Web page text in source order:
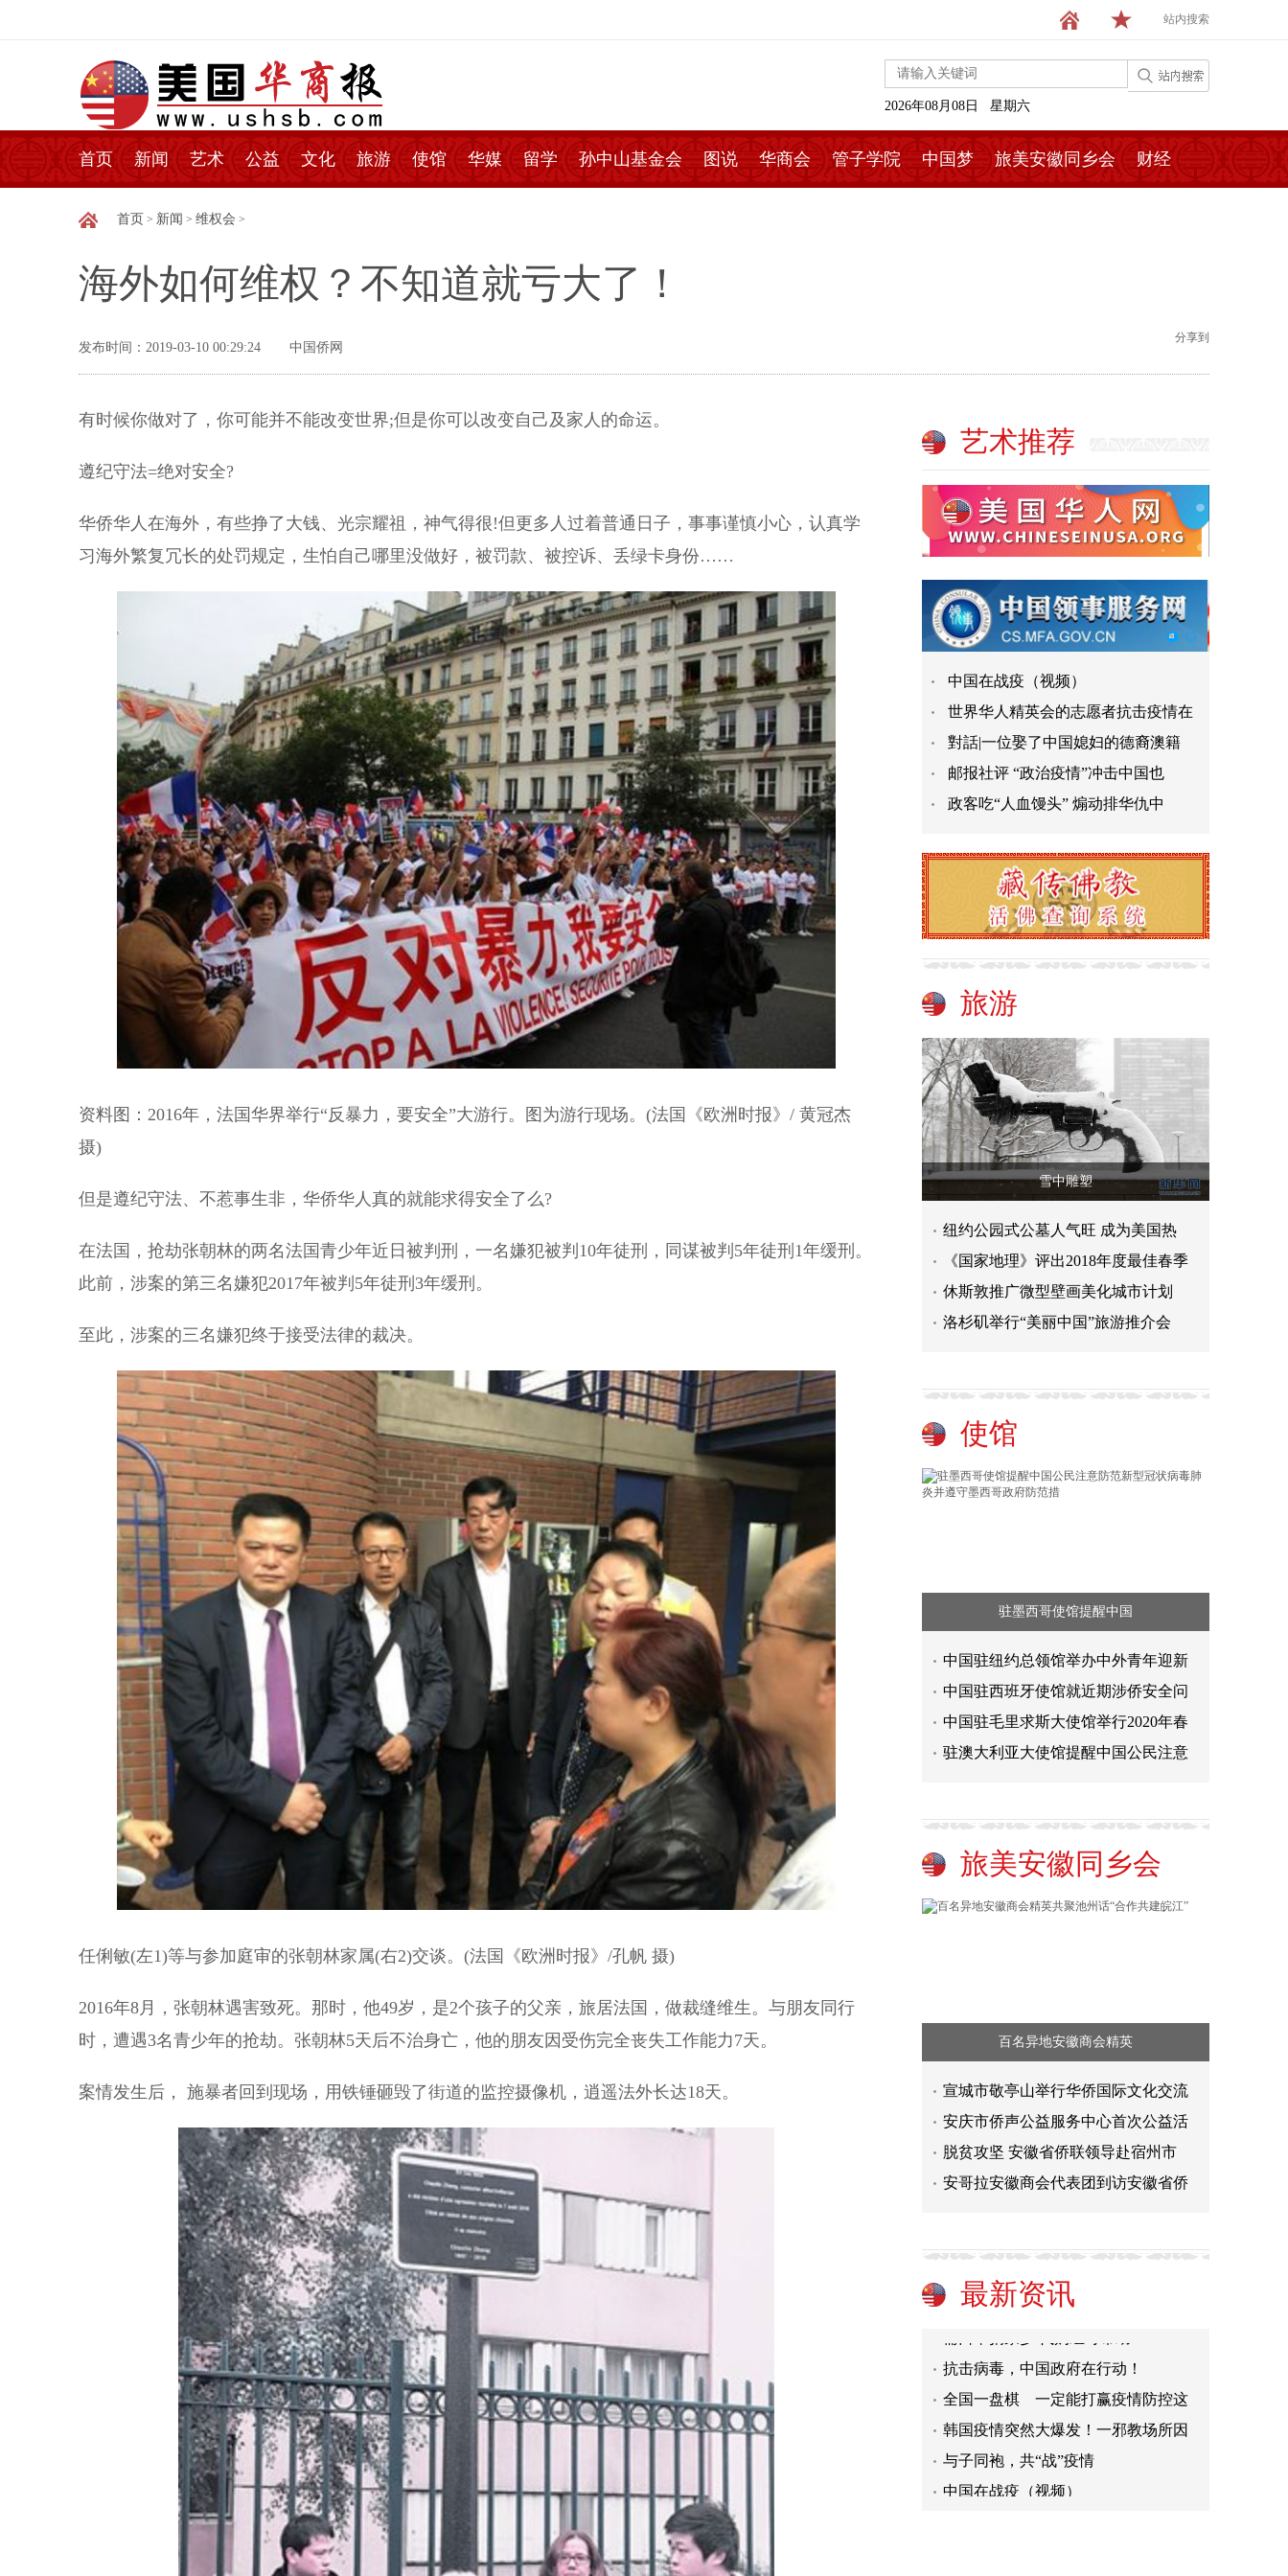
站内搜索
2026年08月08日 星期六
首页 新闻 艺术 公益 文化 旅游 使馆 华媒 留学 孙中山基金会 图说 华商会 管子学院 中国梦 旅美安徽同乡会 财经
首页 > 新闻 > 维权会 >
海外如何维权？不知道就亏大了！
发布时间：2019-03-10 00:29:24 中国侨网
分享到
有时候你做对了，你可能并不能改变世界;但是你可以改变自己及家人的命运。
遵纪守法=绝对安全?
华侨华人在海外，有些挣了大钱、光宗耀祖，神气得很!但更多人过着普通日子，事事谨慎小心，认真学
习海外繁复冗长的处罚规定，生怕自己哪里没做好，被罚款、被控诉、丢绿卡身份……
资料图：2016年，法国华界举行“反暴力，要安全”大游行。图为游行现场。(法国《欧洲时报》/ 黄冠杰
摄)
但是遵纪守法、不惹事生非，华侨华人真的就能求得安全了么?
在法国，抢劫张朝林的两名法国青少年近日被判刑，一名嫌犯被判10年徒刑，同谋被判5年徒刑1年缓刑。
此前，涉案的第三名嫌犯2017年被判5年徒刑3年缓刑。
至此，涉案的三名嫌犯终于接受法律的裁决。
任俐敏(左1)等与参加庭审的张朝林家属(右2)交谈。(法国《欧洲时报》/孔帆 摄)
2016年8月，张朝林遇害致死。那时，他49岁，是2个孩子的父亲，旅居法国，做裁缝维生。与朋友同行
时，遭遇3名青少年的抢劫。张朝林5天后不治身亡，他的朋友因受伤完全丧失工作能力7天。
案情发生后， 施暴者回到现场，用铁锤砸毁了街道的监控摄像机，逍遥法外长达18天。
艺术推荐
中国在战疫（视频）
世界华人精英会的志愿者抗击疫情在
對話|一位娶了中国媳妇的德裔澳籍
邮报社评 “政治疫情”冲击中国也
政客吃“人血馒头” 煽动排华仇中
旅游
雪中雕塑
纽约公园式公墓人气旺 成为美国热
《国家地理》评出2018年度最佳春季
休斯敦推广微型壁画美化城市计划
洛杉矶举行“美丽中国”旅游推介会
使馆
驻墨西哥使馆提醒中国
中国驻纽约总领馆举办中外青年迎新
中国驻西班牙使馆就近期涉侨安全问
中国驻毛里求斯大使馆举行2020年春
驻澳大利亚大使馆提醒中国公民注意
旅美安徽同乡会
百名异地安徽商会精英
宣城市敬亭山举行华侨国际文化交流
安庆市侨声公益服务中心首次公益活
脱贫攻坚 安徽省侨联领导赴宿州市
安哥拉安徽商会代表团到访安徽省侨
最新资讯
中国在战疫（视频）
世界华人精英会的志愿者抗击疫情在
邮报社评 “政治疫情”冲击中国也
政客吃“人血馒头” 煽动排华仇中
需口罩捐家乡 代购组可帮助
全国一盘棋 一定能打赢疫情防控这
韩国疫情突然大爆发！一邪教场所因
与子同袍，共“战”疫情
中国在战疫（视频）
世界华人精英会的志愿者抗击疫情在